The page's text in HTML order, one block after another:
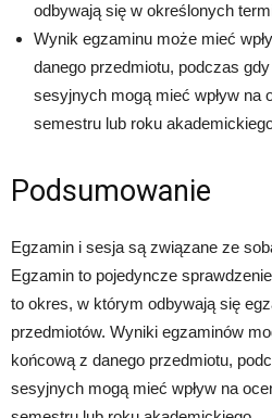
odbywają się w określonych
Wynik egzaminu może mieć
danego przedmiotu, podczas
sesyjnych mogą mieć wpływ na
semestru lub roku
Podsumowanie
Egzamin i sesja są związane ze
Egzamin to pojedyncze
to okres, w którym odbywają się
przedmiotów. Wyniki egzaminów
końcową z danego przedmiotu,
sesyjnych mogą mieć wpływ na